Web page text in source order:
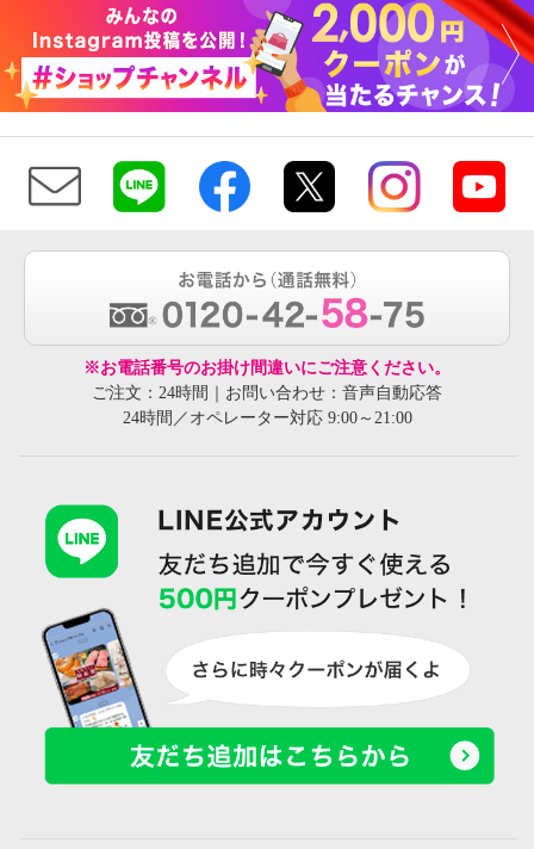
※お電話番号のお掛け間違いにご注意ください。
ご注文：24時間｜お問い合わせ：音声自動応答
24時間／オペレーター対応 9:00～21:00